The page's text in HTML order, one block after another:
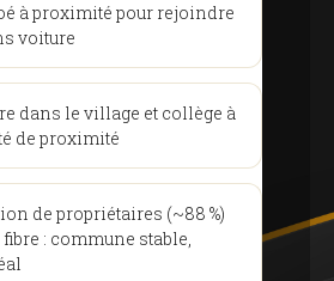
à proximité pour rejoindre
voiture
dans le village et collège à
de proximité
de propriétaires (~88 %)
: commune stable,